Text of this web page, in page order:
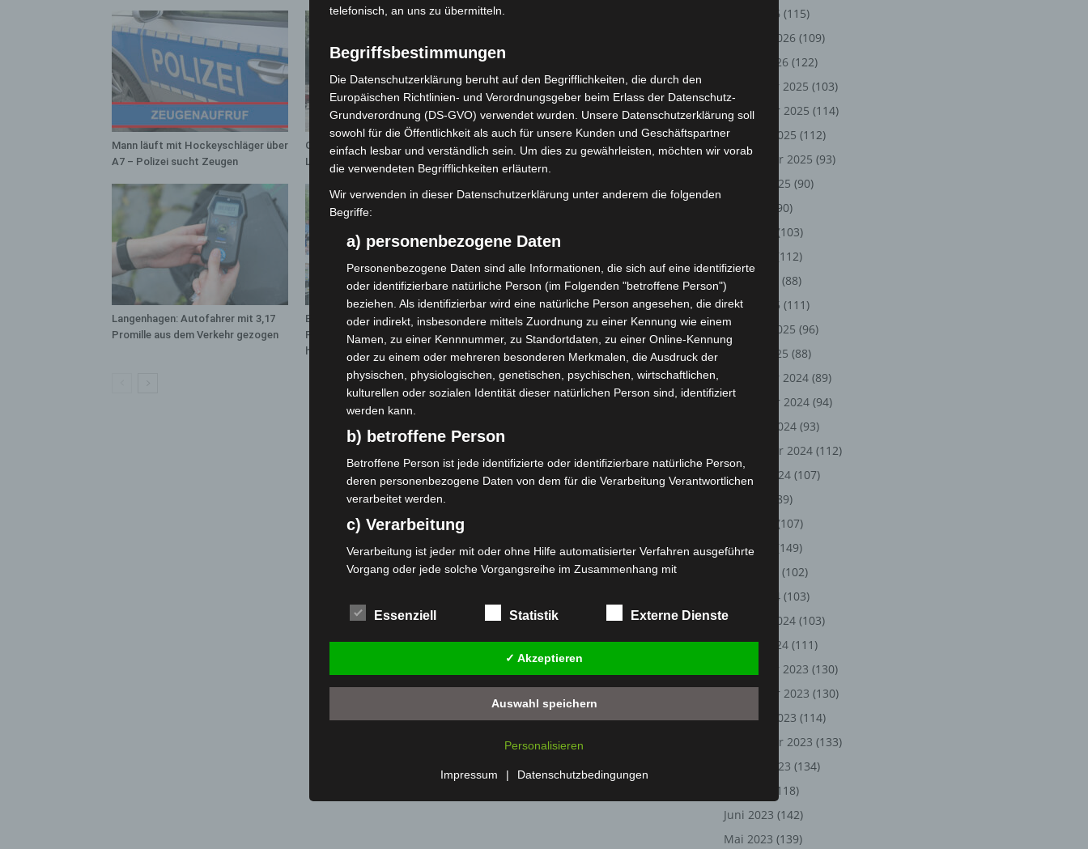
Mann läuft mit Hockeyschläger über
A7 – Polizei sucht Zeugen
Gasleitung bei McDonald’s-Umbau in
Langenhagen beschädigt
Hannover Klassik Open Air 2026:
Französische Oper im Maschpark
Langenhagen: Autofahrer mit 3,17
Promille aus dem Verkehr gezogen
Blaulichtmeile Langenhagen 2026:
Polizei, Feuerwehr und Rettung
hautnah erleben
Polizei Langenhagen testet
Aufnahme von Anzeigen per
Videochat
März 2026 (115)
Februar 2026 (109)
Januar 2026 (122)
Dezember 2025 (103)
November 2025 (114)
Oktober 2025 (112)
September 2025 (93)
August 2025 (90)
(90)
(103)
(112)
April 2025
(88)
März 2025 (111)
Februar 2025 (96)
Januar 2025 (88)
Dezember 2024 (89)
November 2024 (94)
Oktober 2024 (93)
September 2024 (112)
August 2024 (107)
(89)
(107)
Mai 2024
(149)
(102)
März 2024 (103)
Februar 2024 (103)
Januar 2024 (111)
Dezember 2023 (130)
November 2023 (130)
Oktober 2023 (114)
September 2023 (133)
August 2023 (134)
(118)
Juni 2023 (142)
Mai 2023 (139)
telefonisch, an uns zu übermitteln.
Begriffsbestimmungen
Die Datenschutzerklärung beruht auf den Begrifflichkeiten, die durch den
Europäischen Richtlinien- und Verordnungsgeber beim Erlass der Datenschutz-
Grundverordnung (DS-GVO) verwendet wurden. Unsere Datenschutzerklärung soll
sowohl für die Öffentlichkeit als auch für unsere Kunden und Geschäftspartner
einfach lesbar und verständlich sein. Um dies zu gewährleisten, möchten wir vorab
die verwendeten Begrifflichkeiten erläutern.
Wir verwenden in dieser Datenschutzerklärung unter anderem die folgenden
Begriffe:
a) personenbezogene Daten
Personenbezogene Daten sind alle Informationen, die sich auf eine identifizierte
oder identifizierbare natürliche Person (im Folgenden "betroffene Person")
beziehen. Als identifizierbar wird eine natürliche Person angesehen, die direkt
oder indirekt, insbesondere mittels Zuordnung zu einer Kennung wie einem
Namen, zu einer Kennnummer, zu Standortdaten, zu einer Online-Kennung
oder zu einem oder mehreren besonderen Merkmalen, die Ausdruck der
physischen, physiologischen, genetischen, psychischen, wirtschaftlichen,
kulturellen oder sozialen Identität dieser natürlichen Person sind, identifiziert
werden kann.
b) betroffene Person
Betroffene Person ist jede identifizierte oder identifizierbare natürliche Person,
deren personenbezogene Daten von dem für die Verarbeitung Verantwortlichen
verarbeitet werden.
c) Verarbeitung
Verarbeitung ist jeder mit oder ohne Hilfe automatisierter Verfahren ausgeführte
Vorgang oder jede solche Vorgangsreihe im Zusammenhang mit
das Ordnen, die Speicherung, die Anpassung oder Veränderung, das Auslesen,
das Abfragen, die Verwendung, die Offenlegung durch Übermittlung, Verbreitung
oder eine andere Form der Bereitstellung, den Abgleich oder die Verknüpfung,
die Einschränkung, das Löschen oder die Vernichtung.
d) Einschränkung der Verarbeitung
Einschränkung der Verarbeitung ist die Markierung gespeicherter
Profiling ist jede Art der automatisierten Verarbeitung personenbezogener
Daten, die darin besteht, dass diese personenbezogenen Daten verwendet
werden, um bestimmte persönliche Aspekte, die sich auf eine natürliche Person
Essenziell Statistik Externe Dienste
✓ Akzeptieren
Auswahl speichern
Personalisieren
Impressum | Datenschutzbedingungen